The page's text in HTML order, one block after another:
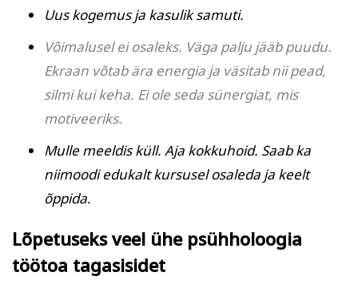
Uus kogemus ja kasulik samuti.
Võimalusel ei osaleks. Väga palju jääb puudu.
Ekraan võtab ära energia ja väsitab nii pead,
silmi kui keha. Ei ole seda sünergiat, mis
motiveeriks.
Mulle meeldis küll. Aja kokkuhoid. Saab ka
niimoodi edukalt kursusel osaleda ja keelt
õppida.
Lõpetuseks veel ühe psühholoogia
töötoa tagasisidet